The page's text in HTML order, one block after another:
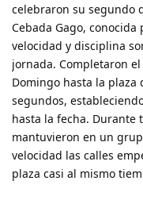
celebraron su segundo
Cebada Gago,
velocidad y disciplina
jornada. Completaron
Domingo hasta la plaza
segundos,
hasta la fecha. Durante
mantuvieron en un
velocidad las calles
plaza casi al mismo